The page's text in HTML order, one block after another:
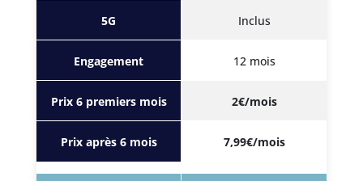
5G
Engagement
Prix 6 premiers mois
Prix après 6 mois
Inclus
12 mois
2€/mois
7,99€/mois